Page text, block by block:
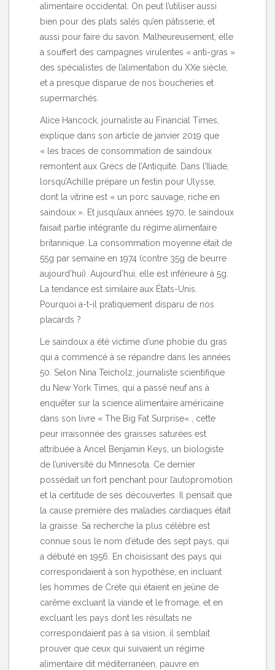
alimentaire occidental. On peut l’utiliser aussi
bien pour des plats salés qu’en pâtisserie, et
aussi pour faire du savon . Malheureusement, elle
a souffert des campagnes virulentes « anti-gras »
des spécialistes de l’alimentation du XXe siècle,
et a presque disparue de nos boucheries et
supermarchés.
Alice Hancock, journaliste au Financial Times,
explique dans son article de janvier 2019 que
« les traces de consommation de saindoux
remontent aux Grecs de l’Antiquité. Dans l’Iliade,
lorsqu’Achille prépare un festin pour Ulysse,
dont la vitrine est « un porc sauvage, riche en
saindoux ». Et jusqu’aux années 1970, le saindoux
faisait partie intégrante du régime alimentaire
britannique. La consommation moyenne était de
55g par semaine en 1974 (contre 35g de beurre
aujourd’hui). Aujourd’hui, elle est inférieure à 5g.
La tendance est similaire aux États-Unis.
Pourquoi a-t-il pratiquement disparu de nos
placards ?
Le saindoux a été victime d’une phobie du gras
qui a commencé à se répandre dans les années
50. Selon Nina Teicholz, journaliste scientifique
du New York Times, qui a passé neuf ans à
enquêter sur la science alimentaire américaine
dans son livre « The Big Fat Surprise« , cette
peur irraisonnée des graisses saturées est
attribuée à Ancel Benjamin Keys, un biologiste
de l’université du Minnesota. Ce dernier
possédait un fort penchant pour l’autopromotion
et la certitude de ses découvertes. Il pensait que
la cause première des maladies cardiaques était
la graisse. Sa recherche la plus célèbre est
connue sous le nom d’étude des sept pays, qui
a débuté en 1956. En choisissant des pays qui
correspondaient à son hypothèse, en incluant
les hommes de Crète qui étaient en jeûne de
carême excluant la viande et le fromage, et en
excluant les pays dont les résultats ne
correspondaient pas à sa vision, il semblait
prouver que ceux qui suivaient un régime
alimentaire dit méditerranéen, pauvre en